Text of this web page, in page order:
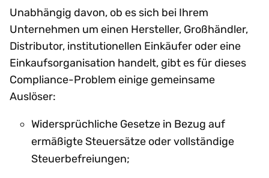
Unabhängig davon, ob es sich bei Ihrem
Unternehmen um einen Hersteller, Großhändler,
Distributor, institutionellen Einkäufer oder eine
Einkaufsorganisation handelt, gibt es für dieses
Compliance-Problem einige gemeinsame
Auslöser:
Widersprüchliche Gesetze in Bezug auf
ermäßigte Steuersätze oder vollständige
Steuerbefreiungen;